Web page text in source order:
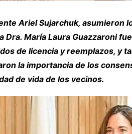
Ariel Sujarchuk, asumieron
Dra. María Laura Guazzaroni
de licencia y reemplazos, y
la importancia de los
de vida de los vecinos.